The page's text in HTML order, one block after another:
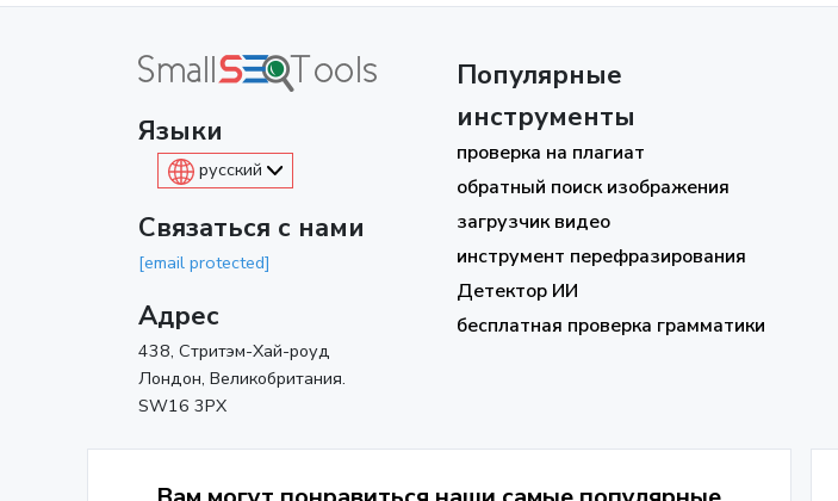
Языки
русский
Связаться с нами
[email protected]
Адрес
438, Стритэм-Хай-роуд
Лондон, Великобритания.
SW16 3PX
Популярные
инструменты
проверка на плагиат
обратный поиск изображения
загрузчик видео
инструмент перефразирования
Детектор ИИ
бесплатная проверка грамматики